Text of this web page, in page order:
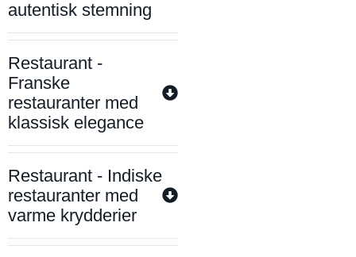
autentisk stemning
Restaurant -
Franske
restauranter med
klassisk elegance
Restaurant - Indiske
restauranter med
varme krydderier